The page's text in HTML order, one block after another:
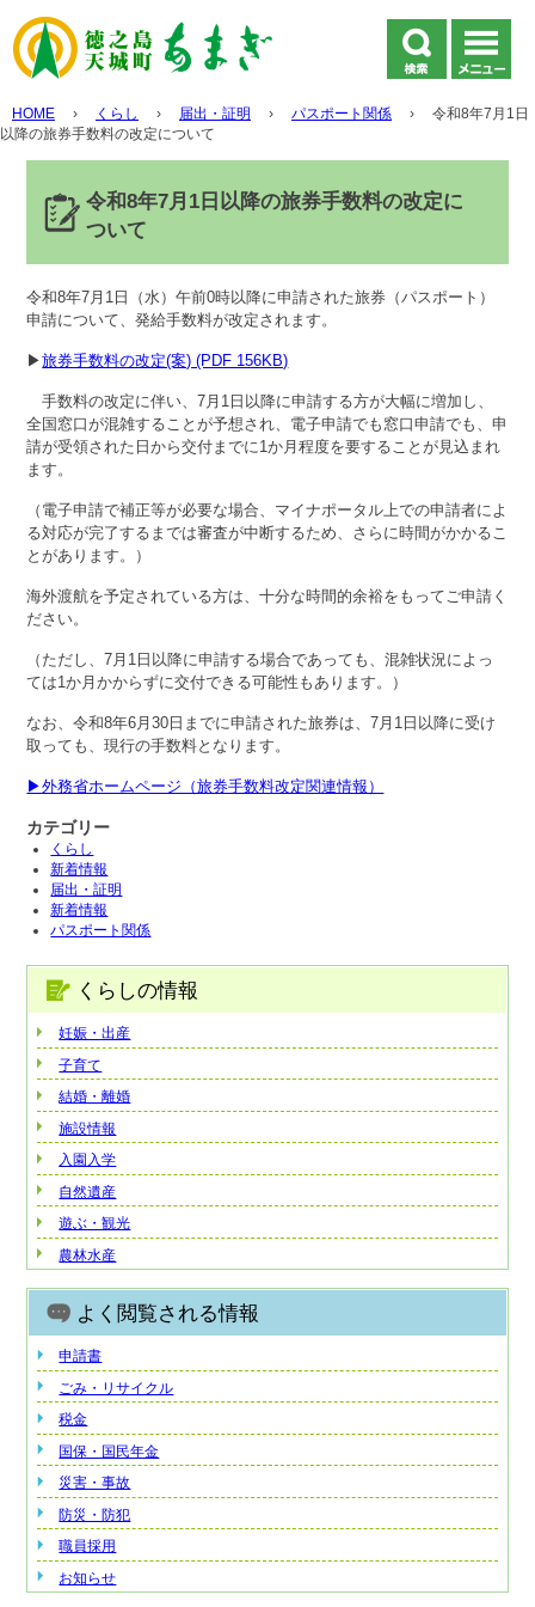
HOME › くらし › 届出・証明 › パスポート関係 ›
令和8年7月1日
以降の旅券手数料の改定について
令和8年7月1日以降の旅券手数料の改定に
ついて
令和8年7月1日（水）午前0時以降に申請された旅券（パスポート）
申請について、発給手数料が改定されます。
▶旅券手数料の改定(案) (PDF 156KB)
手数料の改定に伴い、7月1日以降に申請する方が大幅に増加し、
全国窓口が混雑することが予想され、電子申請でも窓口申請でも、申
請が受領された日から交付までに1か月程度を要することが見込まれ
ます。
（電子申請で補正等が必要な場合、マイナポータル上での申請者によ
る対応が完了するまでは審査が中断するため、さらに時間がかかるこ
とがあります。）
海外渡航を予定されている方は、十分な時間的余裕をもってご申請く
ださい。
（ただし、7月1日以降に申請する場合であっても、混雑状況によっ
ては1か月かからずに交付できる可能性もあります。）
なお、令和8年6月30日までに申請された旅券は、7月1日以降に受け
取っても、現行の手数料となります。
▶外務省ホームページ（旅券手数料改定関連情報）
カテゴリー
くらし
新着情報
届出・証明
新着情報
パスポート関係
くらしの情報
妊娠・出産
子育て
結婚・離婚
施設情報
入園入学
自然遺産
遊ぶ・観光
農林水産
よく閲覧される情報
申請書
ごみ・リサイクル
税金
国保・国民年金
災害・事故
防災・防犯
職員採用
お知らせ